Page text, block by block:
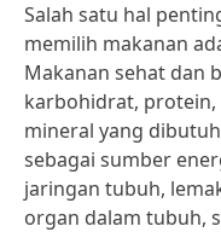
Salah satu hal
memilih makanan
Makanan sehat dan
karbohidrat, protein,
mineral yang
sebagai sumber
jaringan tubuh,
organ dalam tubuh,